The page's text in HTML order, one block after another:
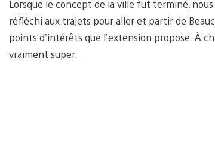
Lorsque le concept de la ville fut terminé,
réfléchi aux trajets pour aller et partir de
points d’intérêts que l’extension propose. À
vraiment super.